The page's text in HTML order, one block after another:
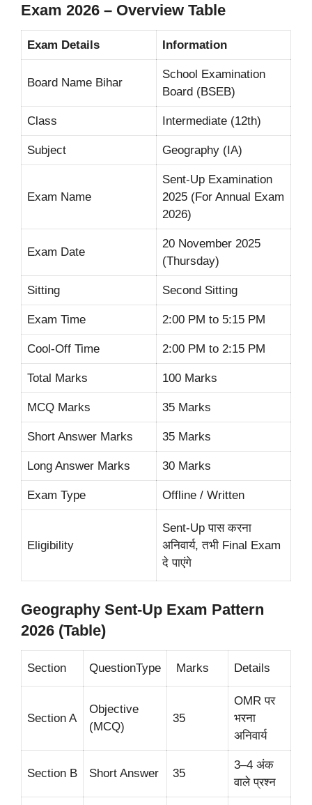
Exam 2026 – Overview Table
Exam Details Information
Board Name Bihar
School Examination
Board (BSEB)
Class Intermediate (12th)
Subject Geography (IA)
Exam Name
Sent-Up Examination
2025 (For Annual Exam
2026)
Exam Date
20 November 2025
(Thursday)
Sitting Second Sitting
Exam Time 2:00 PM to 5:15 PM
Cool-Off Time 2:00 PM to 2:15 PM
Total Marks 100 Marks
MCQ Marks 35 Marks
Short Answer Marks 35 Marks
Long Answer Marks 30 Marks
Exam Type Offline / Written
Eligibility
Sent-Up पास करना
अनिवार्य, तभी Final Exam
दे पाएंगे
Geography Sent-Up Exam Pattern
2026 (Table)
Section QuestionType Marks Details
Section A
Objective
(MCQ)
35
OMR पर
भरना
अनिवार्य
Section B Short Answer 35
3–4 अंक
वाले प्रश्न